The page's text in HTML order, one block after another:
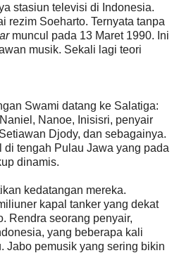
stasiun televisi di Indonesia.
rezim Soeharto. Ternyata tanpa
muncul pada 13 Maret 1990. Ini
musik. Sekali lagi teori
Swami datang ke Salatiga:
Nanoe, Inisisri, penyair
Djody, dan sebagainya.
tengah Pulau Jawa yang pada
dinamis.
kedatangan mereka.
kapal tanker yang dekat
Rendra seorang penyair,
yang beberapa kali
Jabo pemusik yang sering bikin